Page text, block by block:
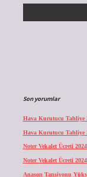
Son yorumlar
Hava Kurutucu Tahliye
Hava Kurutucu Tahliye
Noter Vekalet Ücreti
Noter Vekalet Ücreti
Anason Tansiyonu